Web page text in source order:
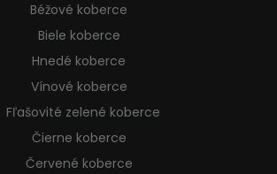
Béžové koberce
Biele koberce
Hnedé koberce
Vínové koberce
Fľašovité zelené koberce
Čierne koberce
Červené koberce